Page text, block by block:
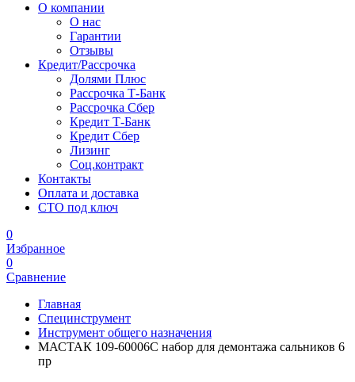
О компании
О нас
Гарантии
Отзывы
Кредит/Рассрочка
Долями Плюс
Рассрочка Т-Банк
Рассрочка Сбер
Кредит Т-Банк
Кредит Сбер
Лизинг
Соц.контракт
Контакты
Оплата и доставка
СТО под ключ
0
Избранное
0
Сравнение
Главная
Специнструмент
Инструмент общего назначения
МАСТАК 109-60006C набор для демонтажа сальников 6
пр